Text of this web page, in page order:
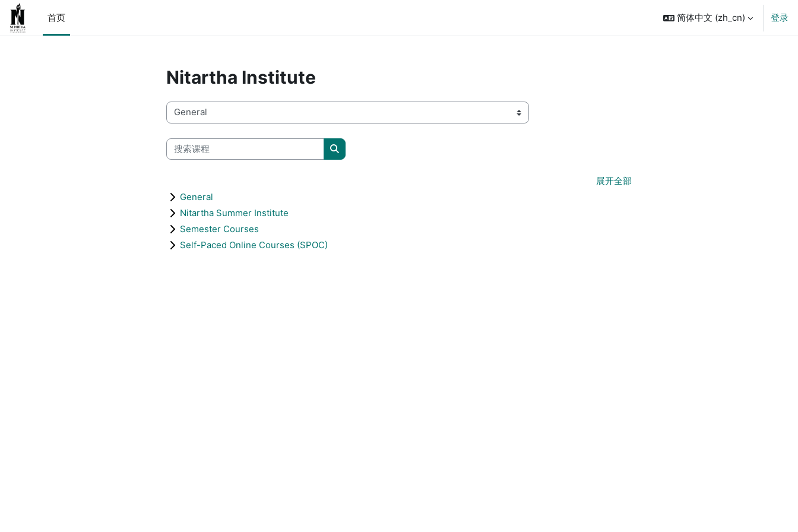
跳到主要内容
首页
简体中文 ‎(zh_cn)‎ 登录
Nitartha Institute
课程类别
搜索课程
搜索课程
展开全部
General
Nitartha Summer Institute
Semester Courses
Self-Paced Online Courses (SPOC)